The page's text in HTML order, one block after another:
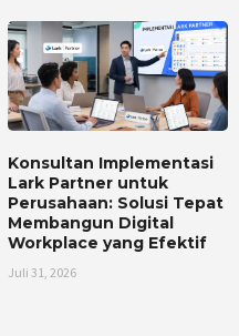
Konsultan Implementasi
Lark Partner untuk
Perusahaan: Solusi Tepat
Membangun Digital
Workplace yang Efektif
Juli 31, 2026